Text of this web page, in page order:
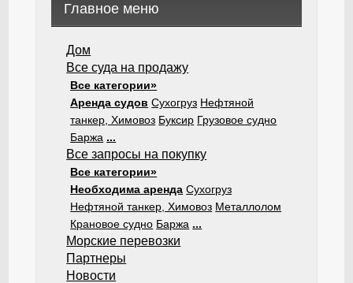
Главное меню
Дом
Все суда на продажу
Все категории»
Аренда судов Сухогруз Нефтяной
танкер, Химовоз Буксир Грузовое судно
Баржа ...
Все запросы на покупку
Все категории»
Необходима аренда Сухогруз
Нефтяной танкер, Химовоз Металлолом
Крановое судно Баржа ...
Морские перевозки
Партнеры
Новости